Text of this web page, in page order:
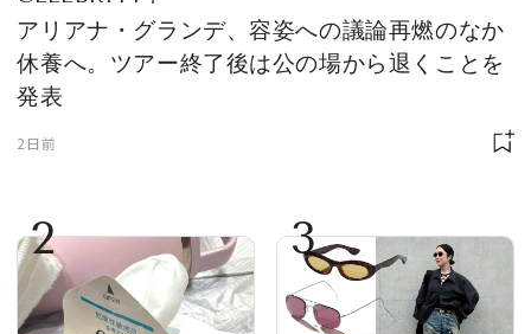
アリアナ・グランデ、容姿への議論再燃のなか
休養へ。ツアー終了後は公の場から退くことを
発表
2日前
2 3